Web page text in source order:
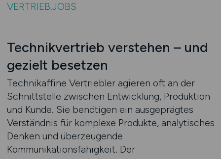
VERTRIEB.JOBS
Technikvertrieb verstehen – und
gezielt besetzen
Technikaffine Vertriebler agieren oft an der
Schnittstelle zwischen Entwicklung, Produktion
und Kunde. Sie benötigen ein ausgeprägtes
Verständnis für komplexe Produkte, analytisches
Denken und überzeugende
Kommunikationsfähigkeit. Der